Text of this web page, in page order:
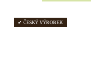
✔ ČESKÝ VÝROBEK